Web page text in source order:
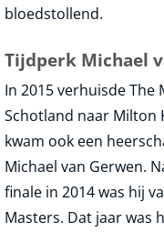
bloedstollend.
Tijdperk Michael
In 2015 verhuisde The
Schotland naar Milton
kwam ook een
Michael van Gerwen.
finale in 2014 was hij
Masters. Dat jaar was